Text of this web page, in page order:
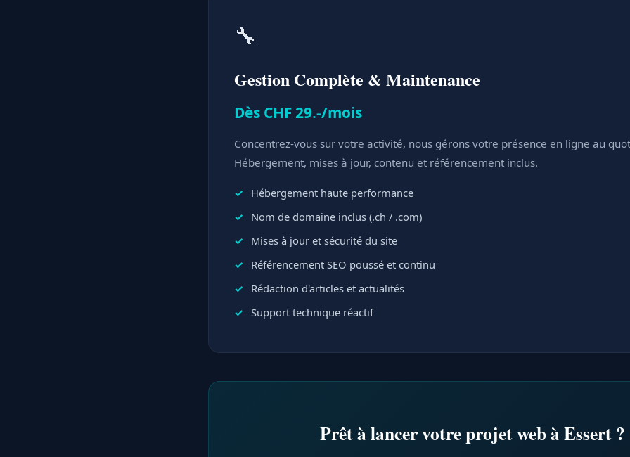
🔧
Gestion Complète & Maintenance
Dès CHF 29.-/mois
Concentrez-vous sur votre activité, nous gérons votre présence en ligne au
Hébergement, mises à jour, contenu et référencement inclus.
Hébergement haute performance
Nom de domaine inclus (.ch / .com)
Mises à jour et sécurité du site
Référencement SEO poussé et continu
Rédaction d'articles et actualités
Support technique réactif
Prêt à lancer votre projet web à Essert ?